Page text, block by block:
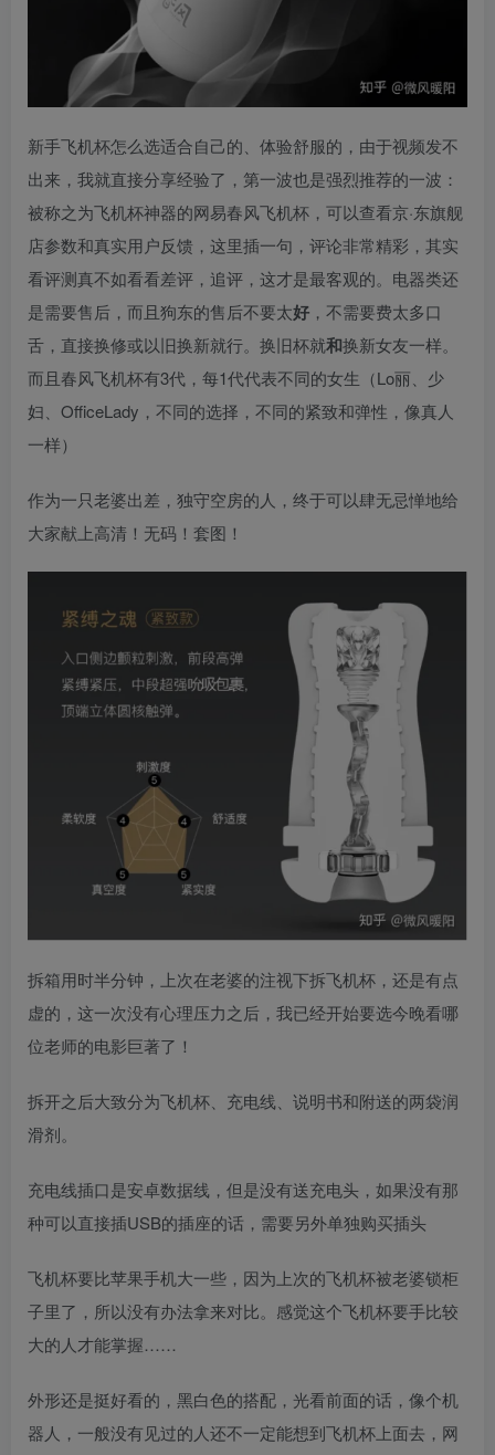
新手飞机杯怎么选适合自己的、体验舒服的，由于视频发不
出来，我就直接分享经验了，第一波也是强烈推荐的一波：
被称之为飞机杯神器的网易春风飞机杯，可以查看京·东旗舰
店参数和真实用户反馈，这里插一句，评论非常精彩，其实
看评测真不如看看差评，追评，这才是最客观的。电器类还
是需要售后，而且狗东的售后不要太好 ，不需要费太多口
舌，直接换修或以旧换新就行。换旧杯就和换新女友一样。
而且春风飞机杯有3代，每1代代表不同的女生（Lo丽、少
妇、OfficeLady，不同的选择，不同的紧致和弹性，像真人
一样）
作为一只老婆出差，独守空房的人，终于可以肆无忌惮地给
大家献上高清！无码！套图！
拆箱用时半分钟，上次在老婆的注视下拆飞机杯，还是有点
虚的，这一次没有心理压力之后，我已经开始要选今晚看哪
位老师的电影巨著了！
拆开之后大致分为飞机杯、充电线、说明书和附送的两袋润
滑剂。
充电线插口是安卓数据线，但是没有送充电头，如果没有那
种可以直接插USB的插座的话，需要另外单独购买插头
飞机杯要比苹果手机大一些，因为上次的飞机杯被老婆锁柜
子里了，所以没有办法拿来对比。感觉这个飞机杯要手比较
大的人才能掌握……
外形还是挺好看的，黑白色的搭配，光看前面的话，像个机
器人，一般没有见过的人还不一定能想到飞机杯上面去，网